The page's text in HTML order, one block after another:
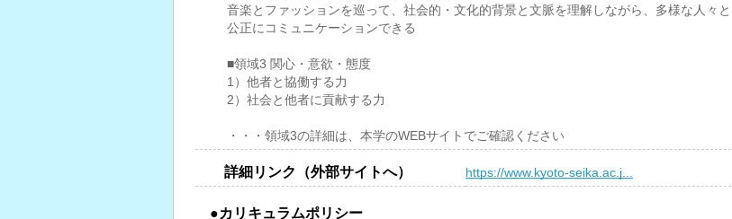
音楽とファッションを巡って、社会的・文化的背景と文脈を理解しながら、多様な人々と
公正にコミュニケーションできる
■領域3 関心・意欲・態度
1）他者と協働する力
2）社会と他者に貢献する力
・・・領域3の詳細は、本学のWEBサイトでご確認ください
詳細リンク（外部サイトへ） https://www.kyoto-seika.ac.j...
●カリキュラムポリシー